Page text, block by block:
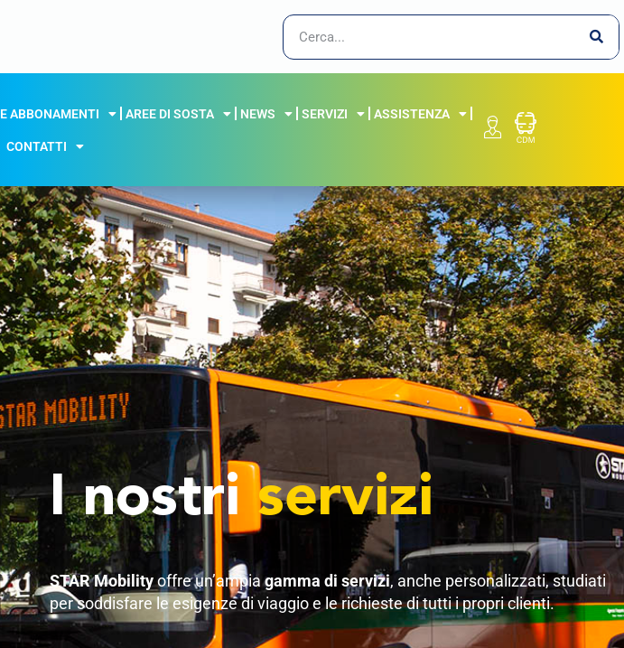
ABBONAMENTI AREE DI SOSTA NEWS SERVIZI ASSISTENZA
CONTATTI
I nostriservizi
STAR Mobilityoffre un’ampiagamma di servizi, anche personalizzati, studiati
per soddisfare le esigenze di viaggio e le richieste di tutti i propri clienti.